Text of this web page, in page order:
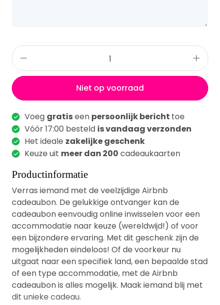
Niet op voorraad
Voeg gratiseen persoonlijk bericht toe
Vóór 17:00 besteld is vandaag verzonden
Het ideale zakelijke geschenk
Keuze uit meer dan 200 cadeaukaarten
Productinformatie
Verras iemand met de veelzijdige Airbnb
cadeaubon. De gelukkige ontvanger kan de
cadeaubon eenvoudig online inwisselen voor een
accommodatie naar keuze (wereldwijd!) of voor
een bijzondere ervaring. Met dit geschenk zijn de
mogelijkheden eindeloos! Of de voorkeur nu
uitgaat naar een specifiek land, een bepaalde stad
of een type accommodatie, met de Airbnb
cadeaubon is alles mogelijk. Maak iemand blij met
dit unieke cadeau.